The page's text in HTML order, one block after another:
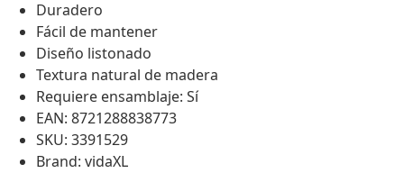
Duradero
Fácil de mantener
Diseño listonado
Textura natural de madera
Requiere ensamblaje: Sí
EAN: 8721288838773
SKU: 3391529
Brand: vidaXL